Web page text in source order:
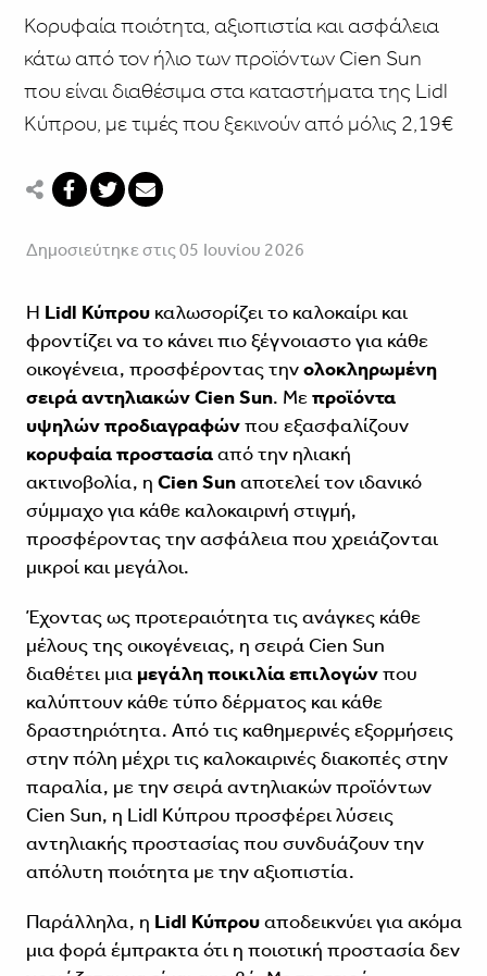
Κορυφαία ποιότητα, αξιοπιστία και ασφάλεια
κάτω από τον ήλιο των προϊόντων Cien Sun
που είναι διαθέσιμα στα καταστήματα της Lidl
Κύπρου, με τιμές που ξεκινούν από μόλις 2,19€
Δημοσιεύτηκε στις 05 Ιουνίου 2026
Η Lidl Κύπρου καλωσορίζει το καλοκαίρι και
φροντίζει να το κάνει πιο ξέγνοιαστο για κάθε
οικογένεια, προσφέροντας τηνολοκληρωμένη
σειρά αντηλιακών Cien Sun. Μεπροϊόντα
υψηλών προδιαγραφώνπου εξασφαλίζουν
κορυφαία προστασίααπό την ηλιακή
ακτινοβολία, η Cien Sunαποτελεί τον ιδανικό
σύμμαχο για κάθε καλοκαιρινή στιγμή,
προσφέροντας την ασφάλεια που χρειάζονται
μικροί και μεγάλοι.
Έχοντας ως προτεραιότητα τις ανάγκες κάθε
μέλους της οικογένειας, η σειρά Cien Sun
διαθέτει μια μεγάλη ποικιλία επιλογώνπου
καλύπτουν κάθε τύπο δέρματος και κάθε
δραστηριότητα. Από τις καθημερινές εξορμήσεις
στην πόλη μέχρι τις καλοκαιρινές διακοπές στην
παραλία, με την σειρά αντηλιακών προϊόντων
Cien Sun, η Lidl Κύπρου προσφέρει λύσεις
αντηλιακής προστασίας που συνδυάζουν την
απόλυτη ποιότητα με την αξιοπιστία.
Παράλληλα, η Lidl Κύπρουαποδεικνύει για ακόμα
μια φορά έμπρακτα ότι η ποιοτική προστασία δεν